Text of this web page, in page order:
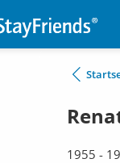
1955 -